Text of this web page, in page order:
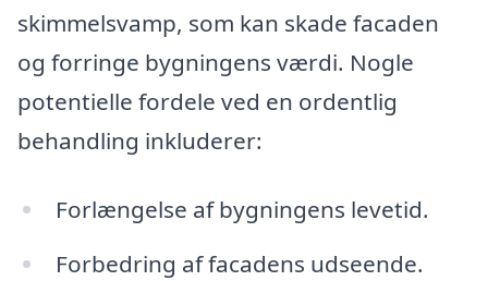
skimmelsvamp, som kan skade facaden
og forringe bygningens værdi. Nogle
potentielle fordele ved en ordentlig
behandling inkluderer:
Forlængelse af bygningens levetid.
Forbedring af facadens udseende.